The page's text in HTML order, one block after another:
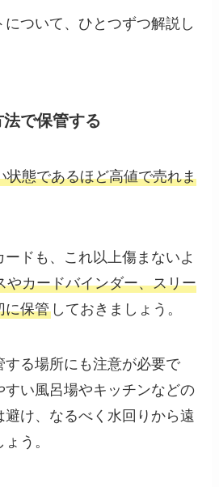
ついて、ひとつずつ解説し
法で保管する
状態であるほど高値で売れま
ドも、これ以上傷まないよ
やカードバインダー、スリー
に保管 しておきましょう。
する場所にも注意が必要で
すい風呂場やキッチンなどの
け、なるべく水回りから遠
う。